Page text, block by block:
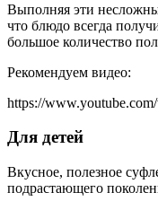
Выполняя эти
что блюдо всегда
большое количество
Рекомендуем видео:
https://
Для детей
Вкусное, полезное
подрастающего